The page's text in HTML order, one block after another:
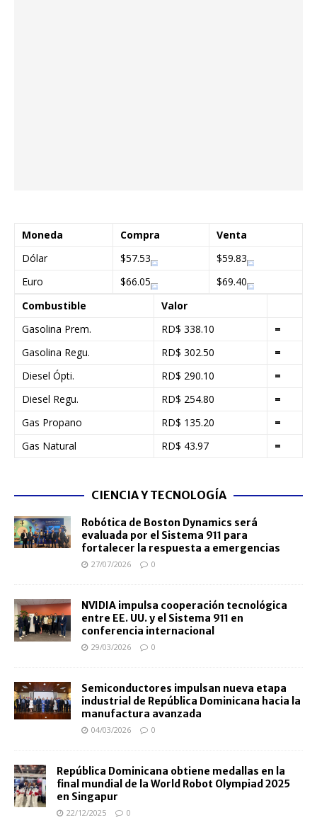
Moneda Compra
Venta
Dólar
$57.53
$59.83
Euro
$66.05
$69.40
Combustible
Valor
Gasolina Prem.
RD$ 338.10
=
Gasolina Regu.
RD$ 302.50
=
Diesel Ópti.
RD$ 290.10
=
Diesel Regu.
RD$ 254.80
=
Gas Propano
RD$ 135.20
=
Gas Natural
RD$ 43.97 =
CIENCIA Y TECNOLOGÍA
Robótica de Boston Dynamics será
evaluada por el Sistema 911 para
fortalecer la respuesta a emergencias
27/07/2026 0
NVIDIA impulsa cooperación tecnológica
entre EE. UU. y el Sistema 911 en
conferencia internacional
29/03/2026 0
Semiconductores impulsan nueva etapa
industrial de República Dominicana hacia la
manufactura avanzada
04/03/2026 0
República Dominicana obtiene medallas en la
final mundial de la World Robot Olympiad 2025
en Singapur
22/12/2025 0